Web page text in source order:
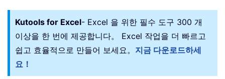
Kutools for Excel- Excel 을 위한 필수 도구 300 개
이상을 한 번에 제공합니다。 Excel 작업을 더 빠르고
쉽고 효율적으로 만들어 보세요。 지금 다운로드하세
요！